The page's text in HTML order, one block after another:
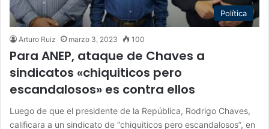
Política
Arturo Ruiz marzo 3, 2023 100
Para ANEP, ataque de Chaves a
sindicatos «chiquiticos pero
escandalosos» es contra ellos
Luego de que el presidente de la República, Rodrigo Chaves,
calificara a un sindicato de “chiquiticos pero escandalosos”, en